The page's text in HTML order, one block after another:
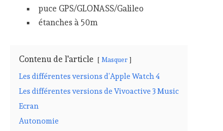
puce GPS/GLONASS/Galileo
étanches à 50m
Contenu de l'article Masquer
Les différentes versions d’Apple Watch 4
Les différentes versions de Vivoactive 3 Music
Ecran
Autonomie